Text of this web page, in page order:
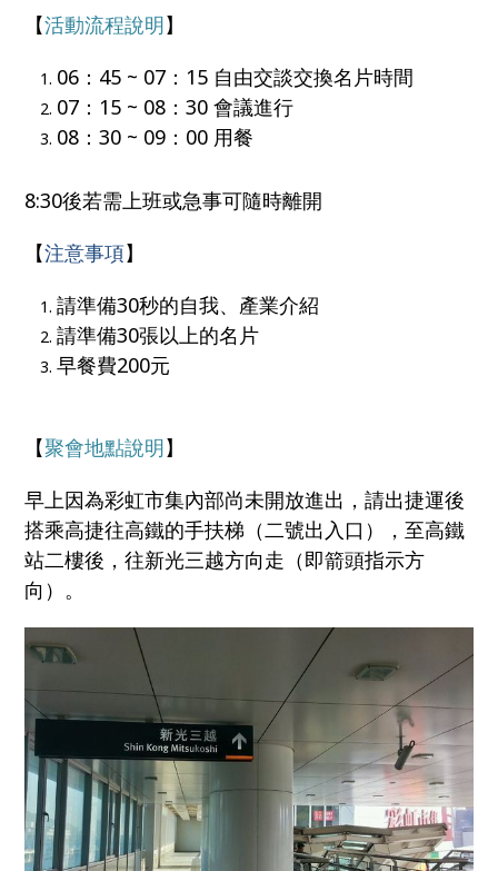
【活動流程說明】
06：45 ~ 07：15 自由交談交換名片時間
07：15 ~ 08：30 會議進行
08：30 ~ 09：00 用餐
8:30後若需上班或急事可隨時離開
【注意事項】
請準備30秒的自我、產業介紹
請準備30張以上的名片
早餐費200元
【聚會地點說明】
早上因為彩虹市集內部尚未開放進出，請出捷運後
搭乘高捷往高鐵的手扶梯（二號出入口），至高鐵
站二樓後，往新光三越方向走（即箭頭指示方
向）。